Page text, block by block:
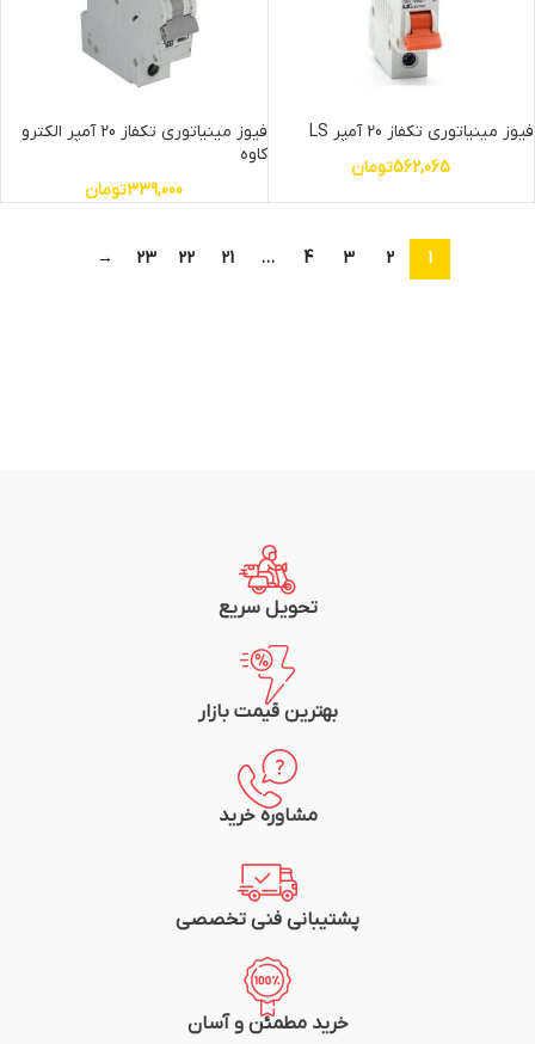
فیوز مینیاتوری تکفاز 20 آمپر LS
562,065تومان
فیوز مینیاتوری تکفاز 20 آمپر الکترو
کاوه
339,000تومان
1
2
3
4
…
21
22
23
→
تحویل سریع
بهترین قیمت بازار
مشاوره خرید
پشتیبانی فنی تخصصی
خرید مطمئن و آسان